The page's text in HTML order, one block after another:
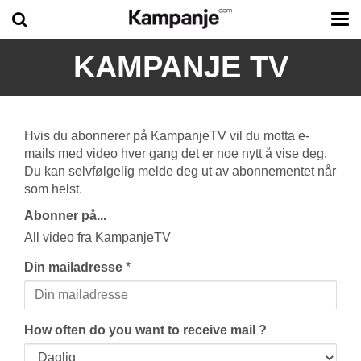
KAMPANJE TV
Hvis du abonnerer på KampanjeTV vil du motta e-
mails med video hver gang det er noe nytt å vise deg.
Du kan selvfølgelig melde deg ut av abonnementet når
som helst.
Abonner på...
All video fra KampanjeTV
Din mailadresse *
How often do you want to receive mail ?